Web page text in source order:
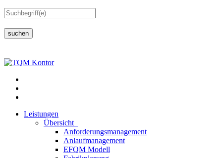
suchen
Leistungen
Übersicht
Anforderungsmanagement
Anlaufmanagement
EFQM Modell